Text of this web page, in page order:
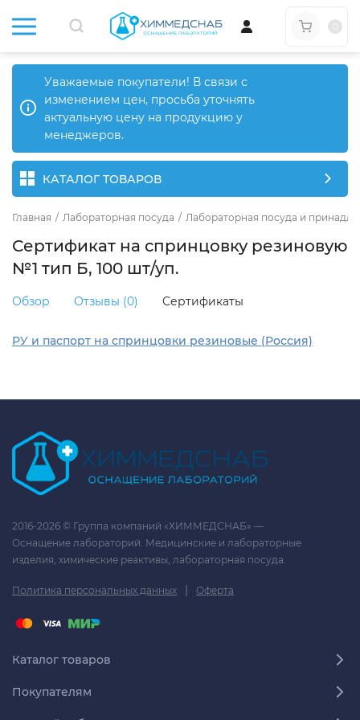
Уважаемые покупатели! В связи с
изменением цен, просьба уточнять
актуальную цену на продукцию у
менеджеров.
КАТАЛОГ ТОВАРОВ
Главная / Лабораторная посуда / Лабораторная посуда и
Сертификат на спринцовку резиновую
№1 тип Б, 100 шт/уп.
Обзор Отзывы (0) Сертификаты
РУ и паспорт на спринцовки резиновые (Россия)
2016-2026 © Группа компаний «ХИММЕДСНАБ» —
Оснащение лабораторий. Медицинские и лабораторные
изделия, химические реактивы, лабораторная посуда.
Политика персональных данных | Оферта
Каталог товаров
Покупателям